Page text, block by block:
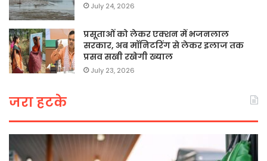
July 24, 2026
प्रसूताओं को लेकर एक्शन में भजनलाल
सरकार, अब मॉनिटरिंग से लेकर इलाज तक
प्रसव सखी रखेगी ख्याल
July 23, 2026
जरा हटके